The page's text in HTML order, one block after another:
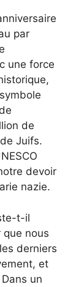
par
une force
de
Juifs.
devoir
nazie.
t-il
que nous
derniers
et
un